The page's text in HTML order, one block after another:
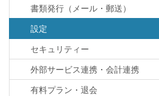
書類発行（メール・郵送）
設定
セキュリティー
外部サービス連携・会計連携
有料プラン・退会